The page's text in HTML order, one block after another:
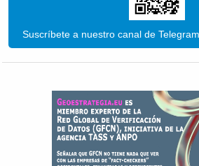
Suscríbete a nuestro canal de